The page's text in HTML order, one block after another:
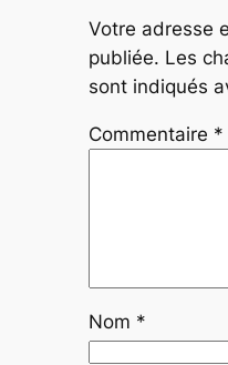
Votre adresse
publiée. Les
sont indiqués
Commentaire *
Nom *